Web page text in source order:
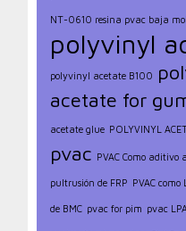
NT-0610 resina pvac baja
polyvinyl
polyvinyl acetate B100
acetate for
acetate glue POLYVINYL
pvac PVAC Como
pultrusión de FRP PVAC
de BMC pvac for pim pvac